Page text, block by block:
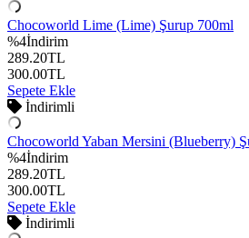
Chocoworld Lime (Lime) Şurup 700ml
%4İndirim
289.20TL
300.00TL
Sepete Ekle
İndirimli
Chocoworld Yaban Mersini (Blueberry)
%4İndirim
289.20TL
300.00TL
Sepete Ekle
İndirimli